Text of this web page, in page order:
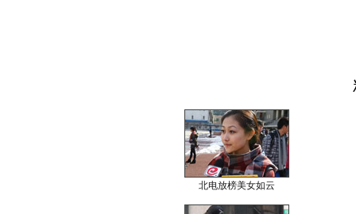
北电放榜美女如云